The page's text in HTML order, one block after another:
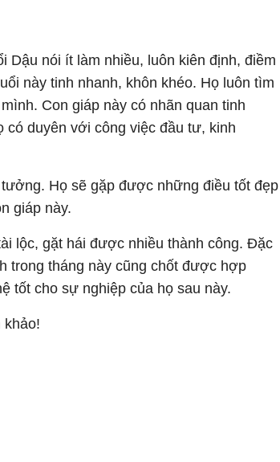
Dậu nói ít làm nhiều, luôn kiên định, điềm
này tinh nhanh, khôn khéo. Họ luôn tìm
Con giáp này có nhãn quan tinh
duyên với công việc đầu tư, kinh
Họ sẽ gặp được những điều tốt đẹp
giáp này.
lộc, gặt hái được nhiều thành công. Đặc
trong tháng này cũng chốt được hợp
tốt cho sự nghiệp của họ sau này.
khảo!